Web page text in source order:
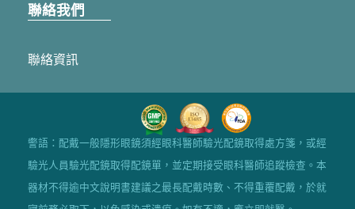
聯絡我們
聯絡資訊
警語：配戴一般隱形眼鏡須經眼科醫師驗光配鏡取得處方箋，或經
驗光人員驗光配鏡取得配鏡單，並定期接受眼科醫師追蹤檢查。本
器材不得逾中文說明書建議之最長配戴時數、不得重覆配戴，於就